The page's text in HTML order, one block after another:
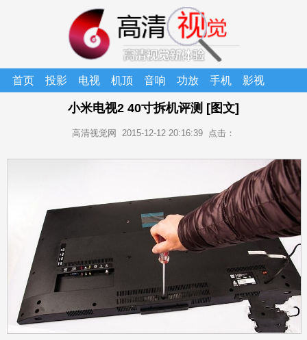
首页 投影 电视 机顶
盒
音响 功放 手机
影视
小米电视2 40寸拆机评测 [图文]
高清视觉网 2015-12-12 20:16:39 点击：